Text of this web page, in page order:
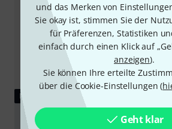
und das Merken von
Sie okay ist, stimmen Sie der
für Präferenzen, Statistiken
einfach durch einen Klick auf
anzeigen).
Sie können Ihre erteilte
über die Cookie-Einstellungen (
Geht klar
RATGEBER
Blockflöten